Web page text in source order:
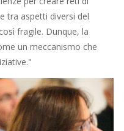
tra aspetti diversi del
fragile. Dunque, la
un meccanismo che